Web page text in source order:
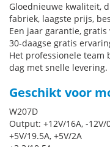
Gloednieuwe kwaliteit,
fabriek, laagste prijs,
Een jaar garantie,
30-daagse gratis
Het professionele
dag met snelle levering.
Geschikt voor
W207D
Output: +12V/16A, -12V/
+5V/19.5A, +5V/2A